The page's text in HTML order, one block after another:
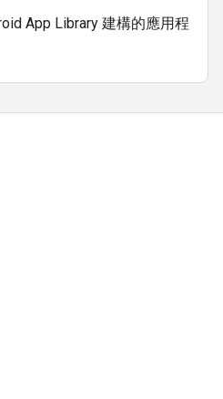
App Library 建構的應用程